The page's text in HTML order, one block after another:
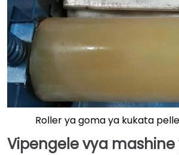
Roller ya goma ya kukata
Vipengele vya